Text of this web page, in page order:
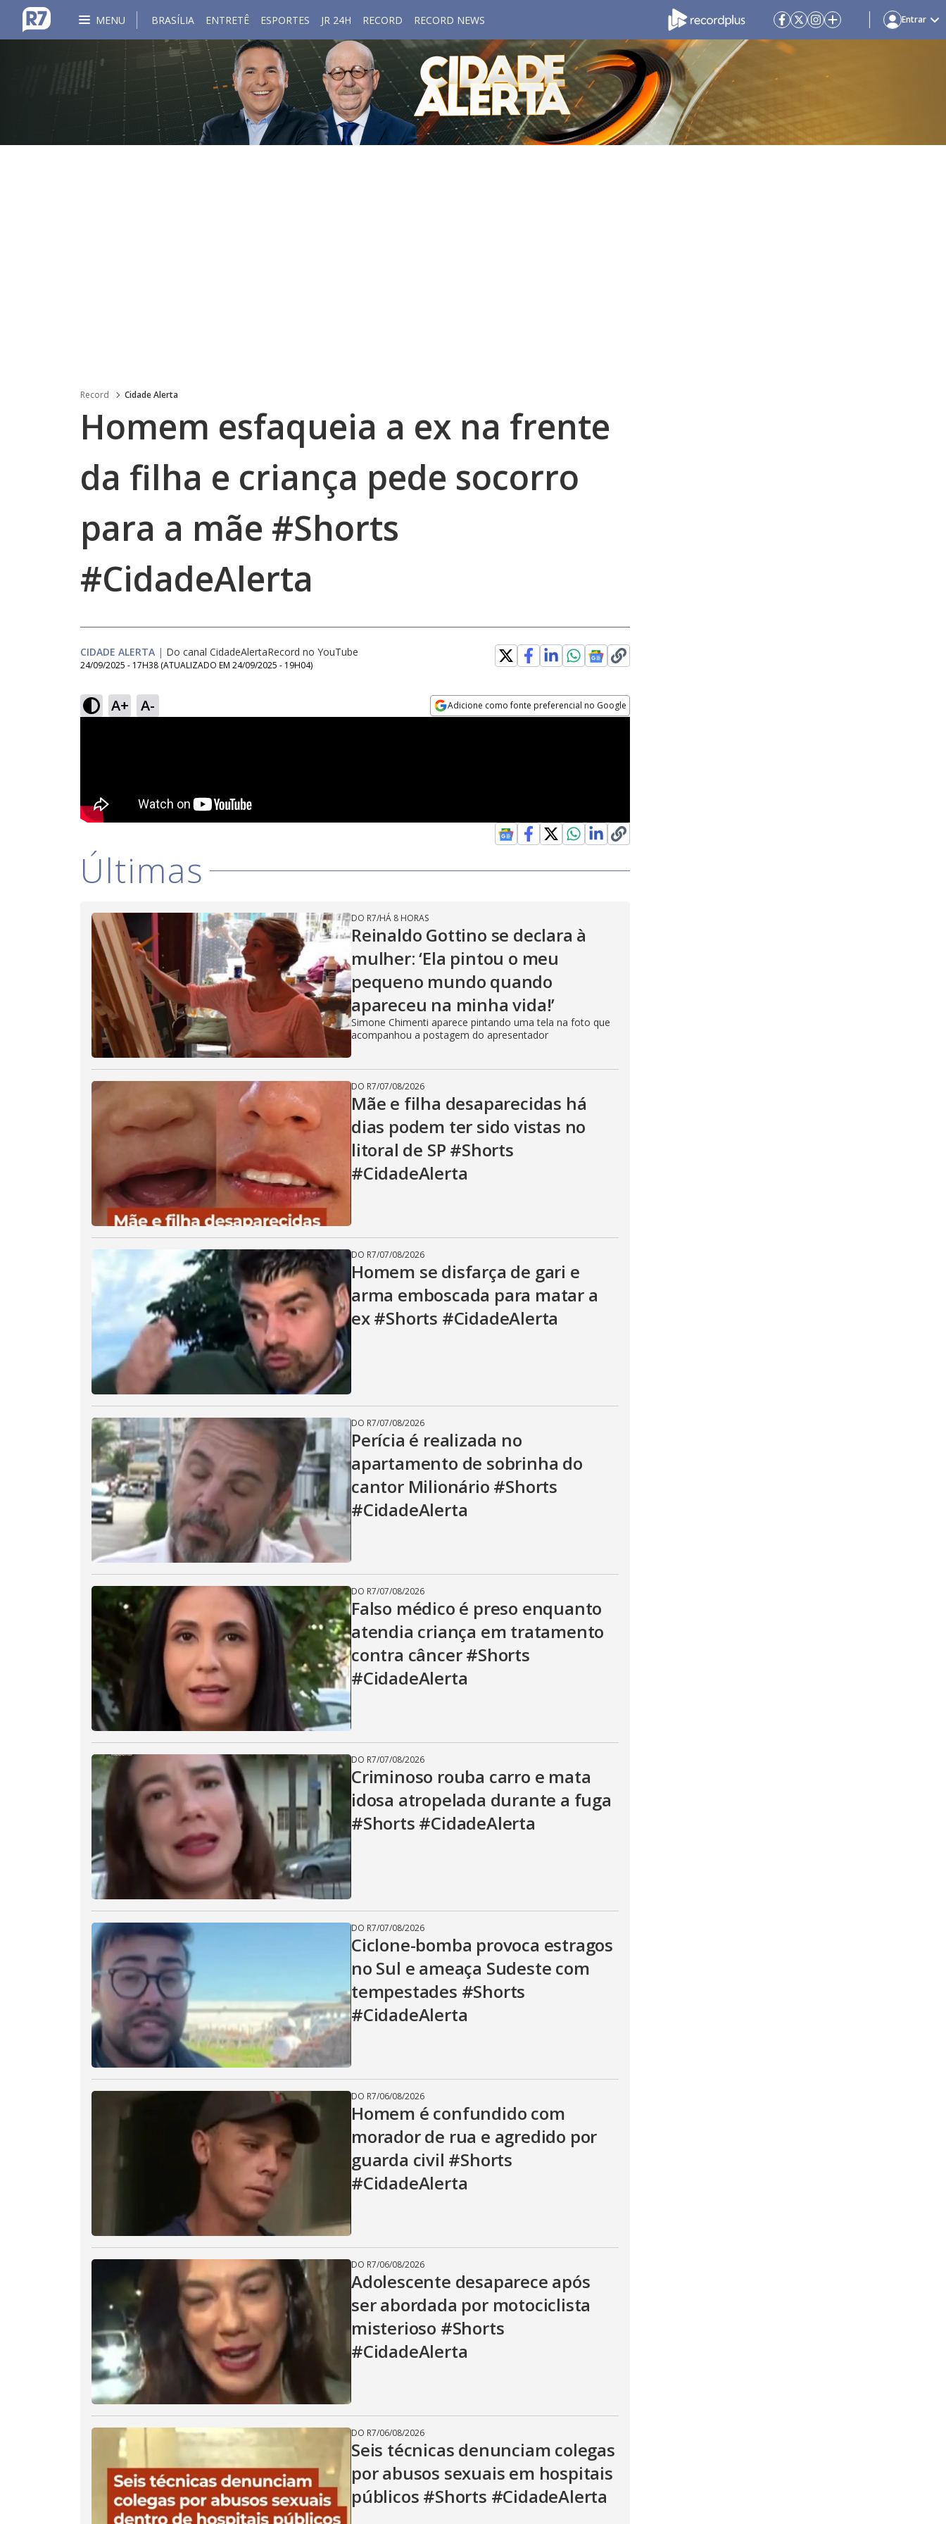
MENU BRASÍLIA ENTRETÊ ESPORTES JR 24H RECORD RECORD NEWS Entrar
Record Cidade Alerta
Homem esfaqueia a ex na frente
da filha e criança pede socorro
para a mãe #Shorts
#CidadeAlerta
CIDADE ALERTA | Do canal CidadeAlertaRecord no YouTube
24/09/2025 - 17H38 (ATUALIZADO EM 24/09/2025 - 19H04)
A+ A- Adicione como fonte preferencial no Google
Últimas
DO R7/HÁ 8 HORAS
Reinaldo Gottino se declara à
mulher: ‘Ela pintou o meu
pequeno mundo quando
apareceu na minha vida!’
Simone Chimenti aparece pintando uma tela na foto que
acompanhou a postagem do apresentador
DO R7/07/08/2026
Mãe e filha desaparecidas há
dias podem ter sido vistas no
litoral de SP #Shorts
#CidadeAlerta
DO R7/07/08/2026
Homem se disfarça de gari e
arma emboscada para matar a
ex #Shorts #CidadeAlerta
DO R7/07/08/2026
Perícia é realizada no
apartamento de sobrinha do
cantor Milionário #Shorts
#CidadeAlerta
DO R7/07/08/2026
Falso médico é preso enquanto
atendia criança em tratamento
contra câncer #Shorts
#CidadeAlerta
DO R7/07/08/2026
Criminoso rouba carro e mata
idosa atropelada durante a fuga
#Shorts #CidadeAlerta
DO R7/07/08/2026
Ciclone-bomba provoca estragos
no Sul e ameaça Sudeste com
tempestades #Shorts
#CidadeAlerta
DO R7/06/08/2026
Homem é confundido com
morador de rua e agredido por
guarda civil #Shorts
#CidadeAlerta
DO R7/06/08/2026
Adolescente desaparece após
ser abordada por motociclista
misterioso #Shorts
#CidadeAlerta
DO R7/06/08/2026
Seis técnicas denunciam colegas
por abusos sexuais em hospitais
públicos #Shorts #CidadeAlerta